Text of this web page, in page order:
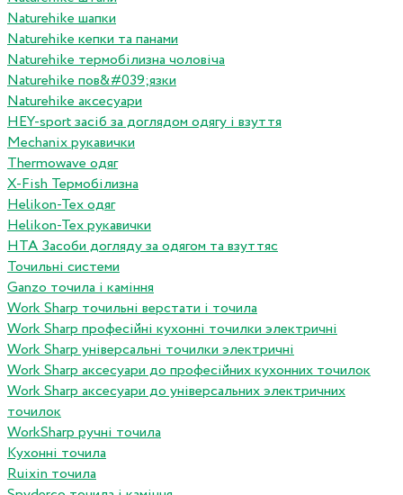
Naturehike шапки
Naturehike кепки та панами
Naturehike термобілизна чоловіча
Naturehike пов&#039;язки
Naturehike аксесуари
HEY-sport засіб за доглядом одягу і взуття
Mechanix рукавички
Thermowave одяг
X-Fish Термобілизна
Helikon-Tex одяг
Helikon-Tex рукавички
HTA Засоби догляду за одягом та взуттяс
Точильні системи
Ganzo точила і каміння
Work Sharp точильні верстати і точила
Work Sharp професiйнi кухоннi точилки электричнi
Work Sharp унiверсальнi точилки электричнi
Work Sharp аксесуари до професiйних кухонних точилок
Work Sharp аксесуари до унiверсальних электричних
точилок
WorkSharp ручні точила
Кухонні точила
Ruixin точила